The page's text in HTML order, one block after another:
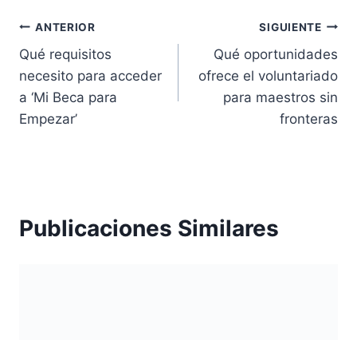
Navegación
de
entradas
ANTERIOR
Qué requisitos
necesito para acceder
a ‘Mi Beca para
Empezar’
SIGUIENTE
Qué oportunidades
ofrece el voluntariado
para maestros sin
fronteras
Publicaciones Similares